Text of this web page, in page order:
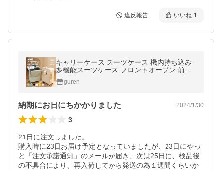
違反報告 いいね 1
キャリーケース スーツケース 機内持ち込み
多機能スーツケース フロントオープン 前開
き 超軽量 大容量 USBポート付き 充電口 カ
ップホルダー付き 43L/69L
guren
納期にお日にちかかりました 2024/1/30
3
21日に注文しました。
購入時に23日お届け予定となっていましたが、23日にやっ
と「注文承諾通知」のメールが届き、次は25日に、検品後
の不具合により、再入荷してから発送の為１週間くらいか